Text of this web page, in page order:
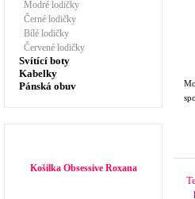
Modré lodičky
Černé lodičky
Bílé lodičky
Červené lodičky
Svítící boty
Kabelky
Pánská obuv
Košilka Obsessive Roxana